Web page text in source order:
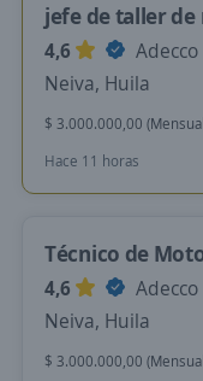
jefe de taller de
4,6
Neiva, Huila
$ 3.000.000,00
Hace 11 horas
Técnico de
4,6
Neiva, Huila
$ 3.000.000,00